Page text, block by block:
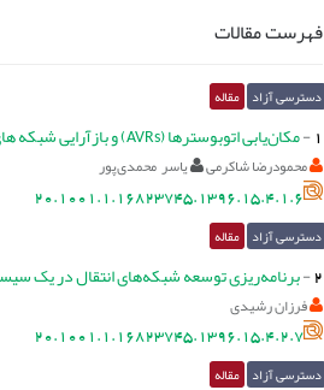
فهرست مقالات
دسترسی آزاد مقاله
1
-مکان‌یابی اتوبوسترها (AVRs) و بازآرایی شبکه هاي توزیع شعاعی به طور همزمان و مقاوم با در نظر گرفتن عدم قطعیت بار
محمودرضا شاکرمی یاسر محمدی‌پور
20.1001.1.16823745.1396.15.4.1.6
دسترسی آزاد مقاله
2
-برنامه‌ریزی توسعه شبکه‌های انتقال در یک
فرزان رشیدی
20.1001.1.16823745.1396.15.4.2.7
دسترسی آزاد مقاله